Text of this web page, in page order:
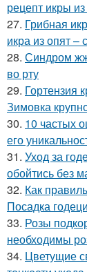
рецепт икры
27. Грибная
икра из опят
28. Синдром
во рту
29. Гортензия
Зимовка
30. 10 частых
его
31. Уход за
обойтись без
32. Как
Посадка
33. Розы
необходимы
34. Цветущие